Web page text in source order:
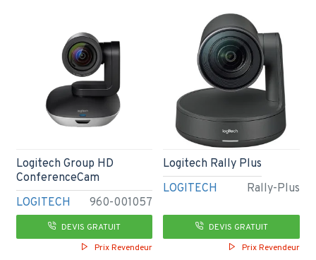
LOGITECH 960-001057
Logitech Group HD
ConferenceCam
DEVIS GRATUIT
Prix Revendeur
LOGITECH Rally-Plus
Logitech Rally Plus
DEVIS GRATUIT
Prix Revendeur